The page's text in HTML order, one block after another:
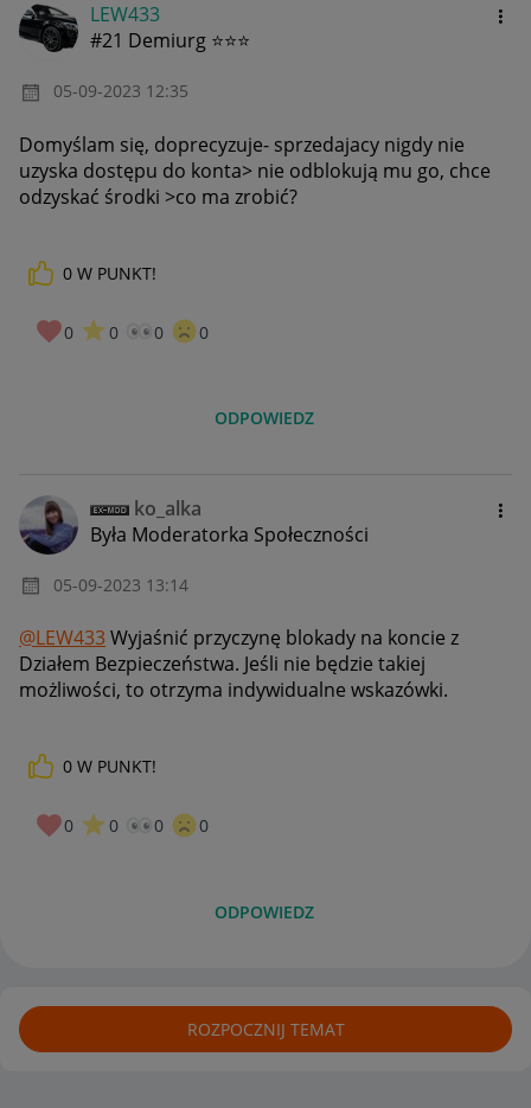
LEW433
#21 Demiurg ⭐⭐⭐
‎05-09-2023 12:35
Domyślam się, doprecyzuje- sprzedajacy nigdy nie
uzyska dostępu do konta> nie odblokują mu go, chce
odzyskać środki >co ma zrobić?
0 W PUNKT!
0 0 0 0
ODPOWIEDZ
ko_alka
Była Moderatorka Społeczności
‎05-09-2023 13:14
@LEW433Wyjaśnić przyczynę blokady na koncie z
Działem Bezpieczeństwa. Jeśli nie będzie takiej
możliwości, to otrzyma indywidualne wskazówki.
0 W PUNKT!
0 0 0 0
ODPOWIEDZ
ROZPOCZNIJ TEMAT